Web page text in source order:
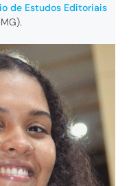
de Estudos Editoriais